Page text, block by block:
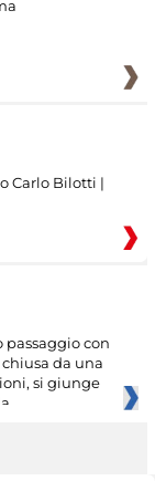
Carlo Bilotti |
passaggio con
da una
si giunge